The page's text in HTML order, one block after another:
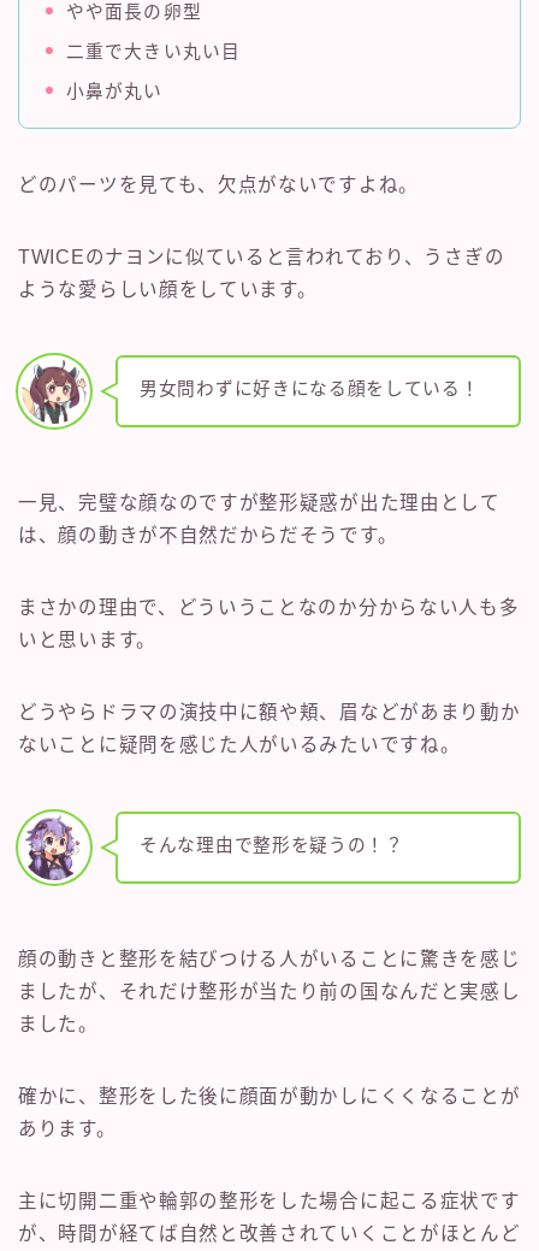
やや面長の卵型
二重で大きい丸い目
小鼻が丸い
どのパーツを見ても、欠点がないですよね。
TWICEのナヨンに似ていると言われており、うさぎの
ような愛らしい顔をしています。
男女問わずに好きになる顔をしている！
一見、完璧な顔なのですが整形疑惑が出た理由として
は、顔の動きが不自然だからだそうです。
まさかの理由で、どういうことなのか分からない人も多
いと思います。
どうやらドラマの演技中に額や頬、眉などがあまり動か
ないことに疑問を感じた人がいるみたいですね。
そんな理由で整形を疑うの！？
顔の動きと整形を結びつける人がいることに驚きを感じ
ましたが、それだけ整形が当たり前の国なんだと実感し
ました。
確かに、整形をした後に顔面が動かしにくくなることが
あります。
主に切開二重や輪郭の整形をした場合に起こる症状です
が、時間が経てば自然と改善されていくことがほとんど